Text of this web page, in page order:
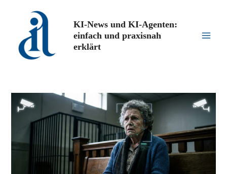
springen
KI-News und KI-Agenten:
einfach und praxisnah
erklärt